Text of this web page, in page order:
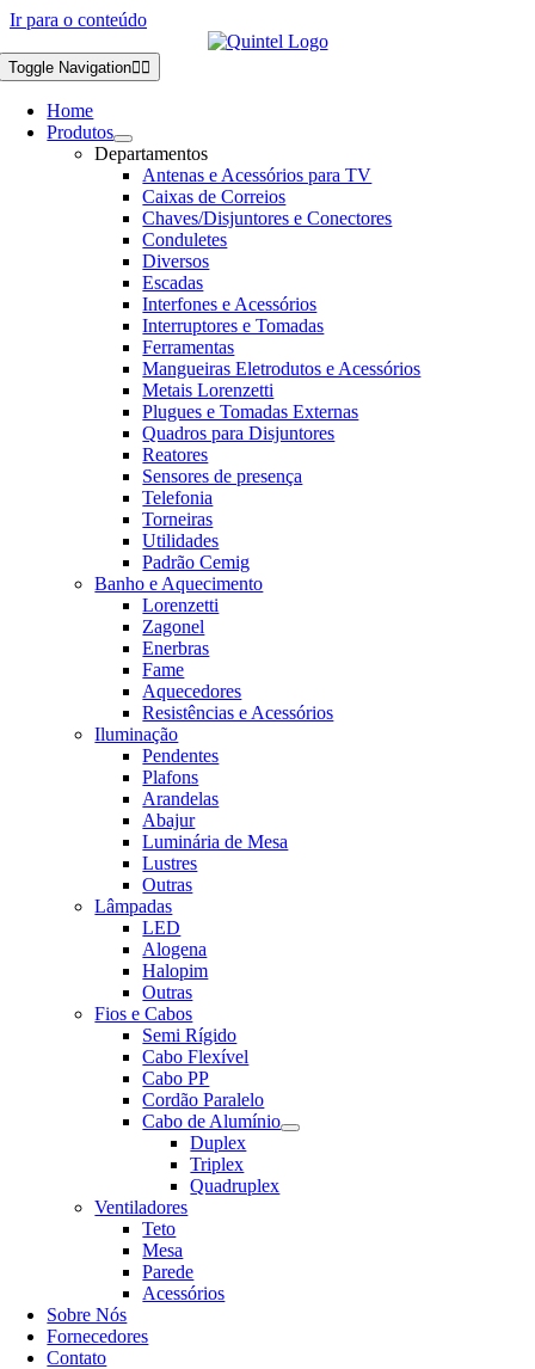
Ir para o conteúdo
Toggle Navigation
Home
Produtos
Departamentos
Antenas e Acessórios para TV
Caixas de Correios
Chaves/Disjuntores e Conectores
Conduletes
Diversos
Escadas
Interfones e Acessórios
Interruptores e Tomadas
Ferramentas
Mangueiras Eletrodutos e Acessórios
Metais Lorenzetti
Plugues e Tomadas Externas
Quadros para Disjuntores
Reatores
Sensores de presença
Telefonia
Torneiras
Utilidades
Padrão Cemig
Banho e Aquecimento
Lorenzetti
Zagonel
Enerbras
Fame
Aquecedores
Resistências e Acessórios
Iluminação
Pendentes
Plafons
Arandelas
Abajur
Luminária de Mesa
Lustres
Outras
Lâmpadas
LED
Alogena
Halopim
Outras
Fios e Cabos
Semi Rígido
Cabo Flexível
Cabo PP
Cordão Paralelo
Cabo de Alumínio
Duplex
Triplex
Quadruplex
Ventiladores
Teto
Mesa
Parede
Acessórios
Sobre Nós
Fornecedores
Contato